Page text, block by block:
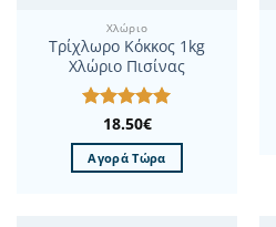
Χλώριο
Τρίχλωρο Κόκκος 1kg
Χλώριο Πισίνας
Βαθμολογήθηκε
με5από 5
18.50€
Αγορά Τώρα